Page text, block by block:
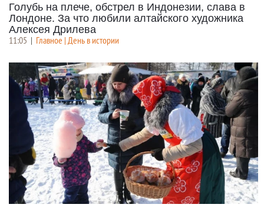
Голубь на плече, обстрел в Индонезии, слава в
Лондоне. За что любили алтайского художника
Алексея Дрилева
11:05 | Главное | День в истории